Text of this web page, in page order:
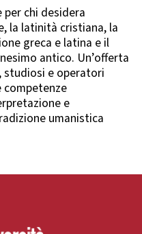
chi desidera
la latinità cristiana, la
greca e latina e il
antico. Un’offerta
studiosi e operatori
competenze
e
umanistica